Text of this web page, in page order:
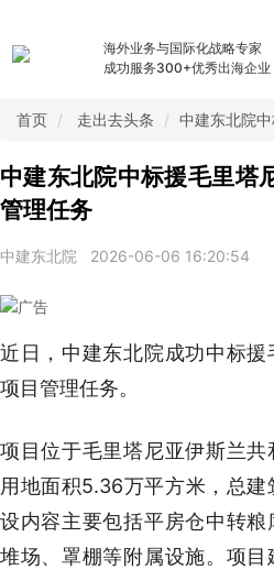
海外业务与国际化战略专家
成功服务300+优秀出海企业
首页 走出去头条 中建东北院
中建东北院中标援毛里塔
管理任务
中建东北院 2026-06-06 16:20:54
近日，中建东北院成功中标
项目管理任务。
项目位于毛里塔尼亚伊斯兰
用地面积5.36万平方米，总
设内容主要包括平房仓中转粮
堆场、罩棚等附属设施。项